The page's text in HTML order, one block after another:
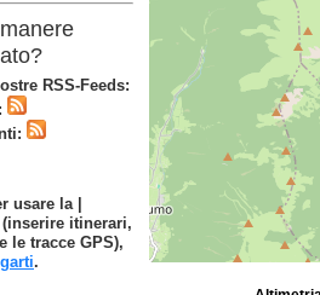
RSS-Feeds:
usare la |
itinerari,
le tracce GPS),
.